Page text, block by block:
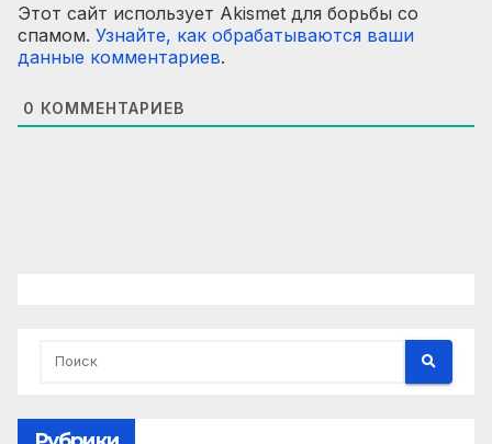
Этот сайт использует Akismet для борьбы со
спамом. Узнайте, как обрабатываются ваши
данные комментариев.
0 КОММЕНТАРИЕВ